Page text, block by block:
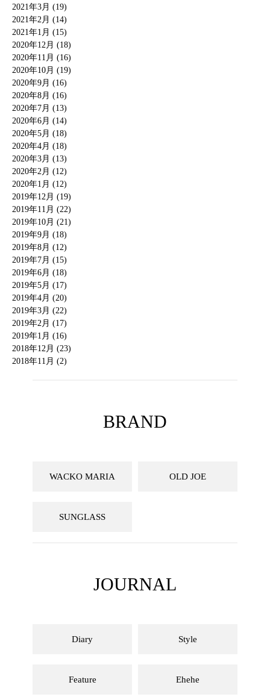
2021年3月 (19)
2021年2月 (14)
2021年1月 (15)
2020年12月 (18)
2020年11月 (16)
2020年10月 (19)
2020年9月 (16)
2020年8月 (16)
2020年7月 (13)
2020年6月 (14)
2020年5月 (18)
2020年4月 (18)
2020年3月 (13)
2020年2月 (12)
2020年1月 (12)
2019年12月 (19)
2019年11月 (22)
2019年10月 (21)
2019年9月 (18)
2019年8月 (12)
2019年7月 (15)
2019年6月 (18)
2019年5月 (17)
2019年4月 (20)
2019年3月 (22)
2019年2月 (17)
2019年1月 (16)
2018年12月 (23)
2018年11月 (2)
BRAND
WACKO MARIA OLD JOE
SUNGLASS
JOURNAL
Diary Style
Feature Ehehe